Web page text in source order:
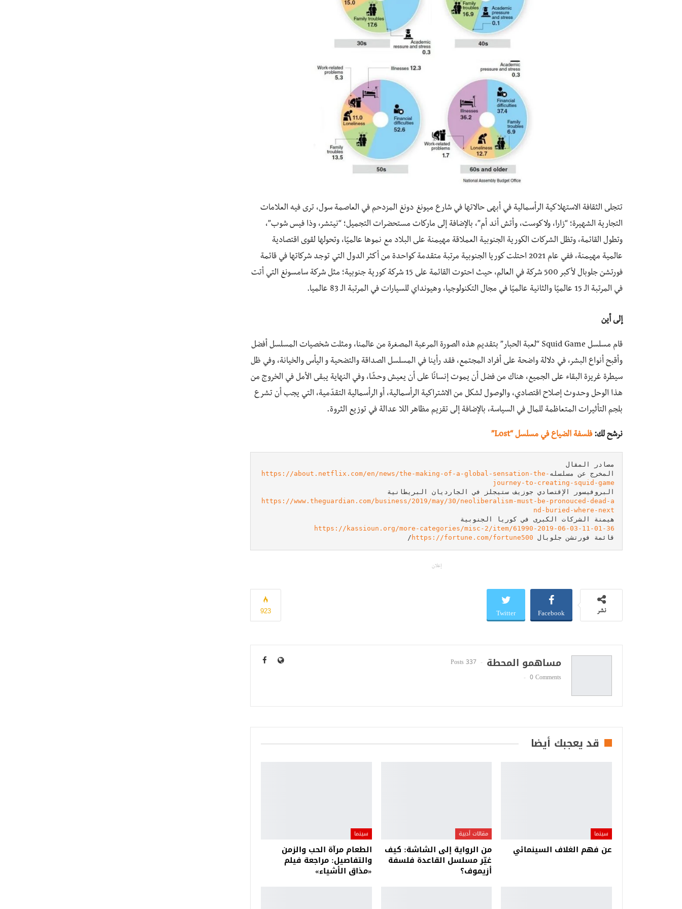
تتجلى الثقافة الاستهلاكية الرأسمالية في أبهى حالاتها في شارع ميونغ دونغ المزدحم في العاصمة سول، ترى فيه العلامات
التجارية الشهيرة؛ “زارا، ولاكوست، وأتش أند أم”، بالإضافة إلى ماركات مستحضرات التجميل؛ “نيتشر، وذا فيس شوب”،
وتطول القائمة، وتظل الشركات الكورية الجنوبية العملاقة مهيمنة على البلاد مع نموها عالميًا، وتحولها لقوى اقتصادية
عالمية مهيمنة، ففي عام 2021 احتلت كوريا الجنوبية مرتبة متقدمة كواحدة من أكثر الدول التي توجد شركاتها في قائمة
فورتشن جلوبال لأكبر 500 شركة في العالم، حيث احتوت القائمة على 15 شركة كورية جنوبية؛ مثل شركة سامسونغ التي أتت
في المرتبة الـ 15 عالميًا والثانية عالميًا في مجال التكنولوجيا، وهيونداي للسيارات في المرتبة الـ 83 عالميا.
إلى أين
قام مسلسل Squid Game “لعبة الحبار” بتقديم هذه الصورة المرعبة المصغرة من عالمنا، ومثلت شخصيات المسلسل أفضل
وأقبح أنواع البشر، في دلالة واضحة على أفراد المجتمع، فقد رأينا في المسلسل الصداقة والتضحية و اليأس والخيانة، وفي ظل
سيطرة غريزة البقاء على الجميع، هناك من فضل أن يموت إنسانًا على أن يعيش وحشًا، وفي النهاية يبقى الأمل في الخروج من
هذا الوحل وحدوث إصلاح اقتصادي، والوصول لشكل من الاشتراكية الرأسمالية، أو الرأسمالية التقدّمية، التي يجب أن تشرع
بلجم التأثيرات المتعاظمة للمال في السياسة، بالإضافة إلى تقزيم مظاهر اللا عدالة في توزيع الثروة.
نرشح لك:فلسفة الضياع في مسلسل “Lost”
المخرج عن مسلسله https://about.netflix.com/en/news/the-making-of-a-global-sensation-the-
journey-to-creating-squid-game
البروفيسور الإقتصادي جوزيف ستيجلز في الجارديان البريطانية
https://www.theguardian.com/business/2019/may/30/neoliberalism-must-be-pronouced-dead-a
nd-buried-where-next
هيمنة الشركات الكبرى في كوريا الجنوبية
https://kassioun.org/more-categories/misc-2/item/61990-2019-06-03-11-01-36
قائمة فورتشن جلوبال https://fortune.com/fortune500
/
إعلان
923 نشر Facebook
Twitter
مساهمو المحطة
337 Posts
0 Comments
قد يعجبك أيضا
سينما
عن فهم الغلاف السينمائي
مقالات أدبية
من الرواية إلى الشاشة: كيف
غيّر مسلسل القاعدة فلسفة
أزيموف؟
سينما
الطعام مرآة الحب والزمن
والتفاصيل: مراجعة فيلم
«مذاق الأشياء»